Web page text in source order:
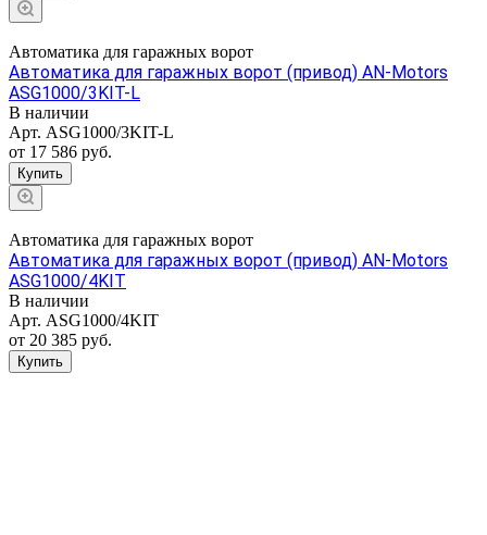
Автоматика для гаражных ворот
Автоматика для гаражных ворот (привод) AN-Motors
ASG1000/3KIT-L
В наличии
Арт. ASG1000/3KIT-L
от 17 586 руб.
Купить
Автоматика для гаражных ворот
Автоматика для гаражных ворот (привод) AN-Motors
ASG1000/4KIT
В наличии
Арт. ASG1000/4KIT
от 20 385 руб.
Купить